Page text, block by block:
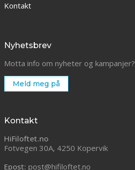
Kontakt
Nyhetsbrev
Motta info om nyheter og kampanjer?
Meld meg på
Kontakt
HiFiloftet.no
Fotvegen 30A, 4250 Kopervik
Epost: post@hifiloftet.no